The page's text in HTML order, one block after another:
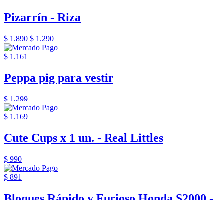
Pizarrín - Riza
$ 1.890 $ 1.290
$ 1.161
Peppa pig para vestir
$ 1.299
$ 1.169
Cute Cups x 1 un. - Real Littles
$ 990
$ 891